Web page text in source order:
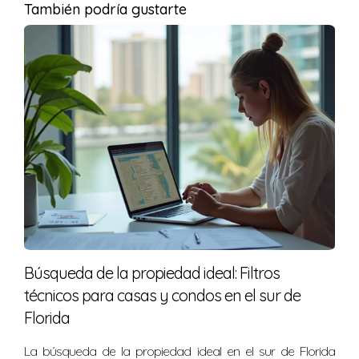
reemplazadas. El propietario tomó acción inmediata
para evitar fugas futuras que podrían dañar tanto su
propiedad como su salud financiera.
No esperes hasta que sea demasiado tarde
para cuidar tu hogar.
Preguntas frecuentes
¿Qué incluye la inspección de 4 puntos?
Incluye evaluaciones del techo, sistemas eléctricos,
condición y riesgo potencial.
¿Es obligatoria esta inspección para todas las
También podría gustarte
Búsqueda de la propiedad ideal: Filtros
técnicos para casas y condos en el sur de
Florida
La búsqueda de la propiedad ideal en el sur de Florida